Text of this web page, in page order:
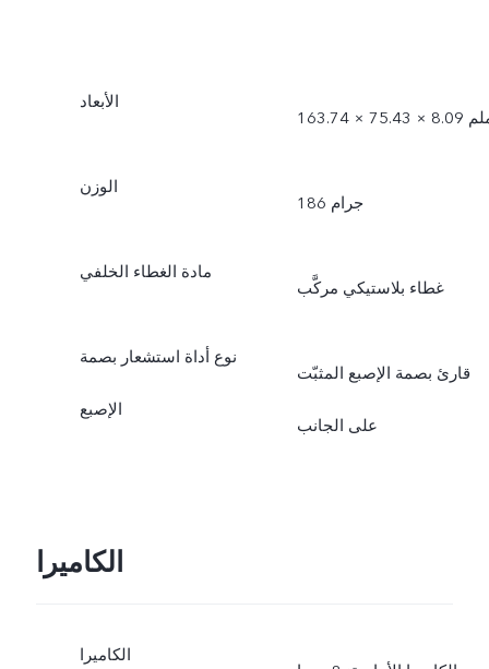
الأبعاد
75.43 × 8.09 ملم
الوزن
186 جرام
مادة الغطاء الخلفي
غطاء بلاستيكي مركَّب
نوع أداة استشعار بصمة
الإصبع
قارئ بصمة الإصبع المثبّت
على الجانب
الكاميرا
الكاميرا